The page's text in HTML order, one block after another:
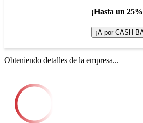
¡Hasta un
¡A por CASH
Obteniendo detalles de la empresa...